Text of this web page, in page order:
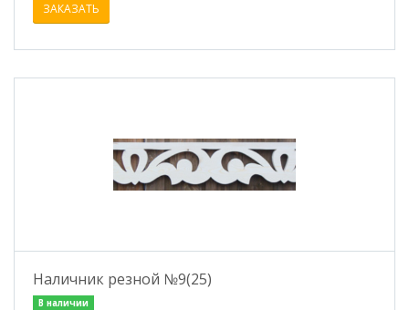
ЗАКАЗАТЬ
Наличник резной №9(25)
В наличии